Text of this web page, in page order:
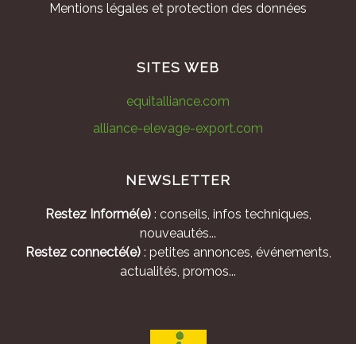
Mentions légales et protection des données
SITES WEB
equitalliance.com
alliance-elevage-export.com
NEWSLETTER
Restez Informé(e): conseils, infos techniques,
nouveautés...
Restez connecté(e): petites annonces, événements,
actualités, promos...